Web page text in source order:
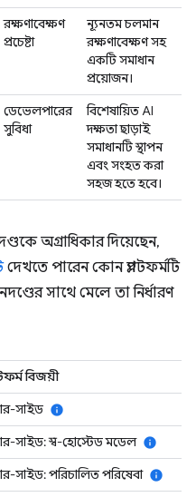
রক্ষণাবেক্ষণ
প্রচেষ্টা
ন্যূনতম চলমান
রক্ষণাবেক্ষণ সহ
একটি সমাধান
প্রয়োজন।
ডেভেলপারের
সুবিধা
বিশেষায়িত AI
দক্ষতা ছাড়াই
সমাধানটি স্থাপন
এবং সংহত করা
সহজ হতে হবে।
অগ্রাধিকার দিয়েছেন,
দেখতে পারেন কোন প্ল্যাটফর্মটি
সাথে মেলে তা নির্ধারণ
বিজয়ী
সাইড info
সাইড: স্ব-হোস্টেড মডেল info
সাইড: পরিচালিত পরিষেবা info